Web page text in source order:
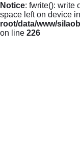
Notice: fwrite(): write
space left on device in
root/data/www/
on line 226